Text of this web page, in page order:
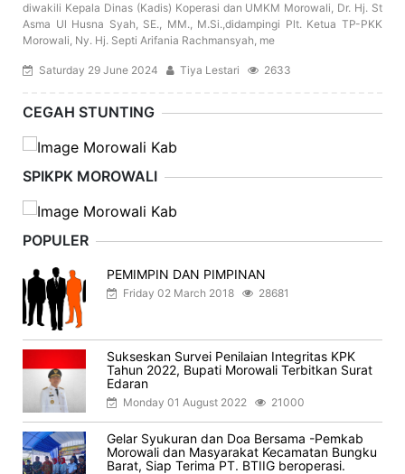
diwakili Kepala Dinas (Kadis) Koperasi dan UMKM Morowali, Dr. Hj. St
Asma Ul Husna Syah, SE., MM., M.Si.,didampingi Plt. Ketua TP-PKK
Morowali, Ny. Hj. Septi Arifania Rachmansyah, me
Saturday 29 June 2024 Tiya Lestari 2633
CEGAH STUNTING
SPIKPK MOROWALI
POPULER
PEMIMPIN DAN PIMPINAN
Friday 02 March 2018 28681
Sukseskan Survei Penilaian Integritas KPK
Tahun 2022, Bupati Morowali Terbitkan Surat
Edaran
Monday 01 August 2022 21000
Gelar Syukuran dan Doa Bersama -Pemkab
Morowali dan Masyarakat Kecamatan Bungku
Barat, Siap Terima PT. BTIIG beroperasi.